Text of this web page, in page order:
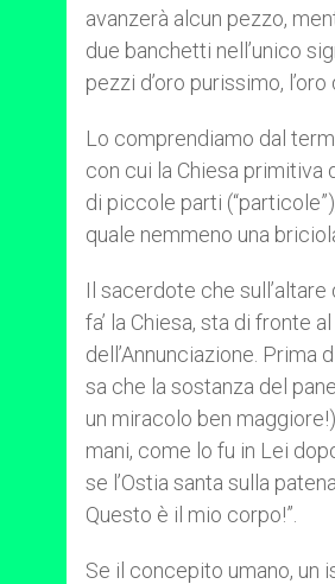
avanzerà alcun pezzo,
due banchetti nell’unico
pezzi d’oro purissimo,
Lo comprendiamo dal
con cui la Chiesa primitiva
di piccole parti
quale nemmeno una
Il sacerdote che
fa’ la Chiesa, sta di fronte
dell’Annunciazione. Prima
sa che la sostanza del
un miracolo ben
mani, come lo fu in Lei
se l’Ostia santa sulla
Questo è il mio corpo!”.
Se il concepito umano, un